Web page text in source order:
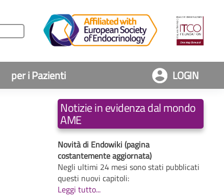
per i Pazienti LOGIN
Notizie in evidenza dal mondo
AME
Novità di Endowiki (pagina
costantemente aggiornata)
Negli ultimi 24 mesi sono stati pubblicati
questi nuovi capitoli:
Leggi tutto...